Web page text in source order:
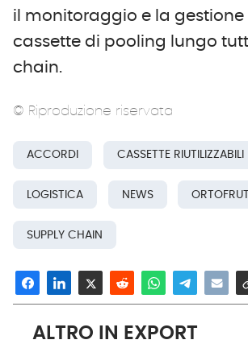
il monitoraggio e la gestione
cassette di pooling lungo
chain.
© Riproduzione riservata
ACCORDI CASSETTE RIUTILIZZABILI
LOGISTICA NEWS
SUPPLY CHAIN
ALTRO IN EXPORT